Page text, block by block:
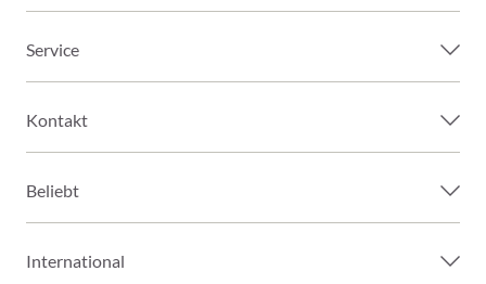
Service
Kontakt
Beliebt
International